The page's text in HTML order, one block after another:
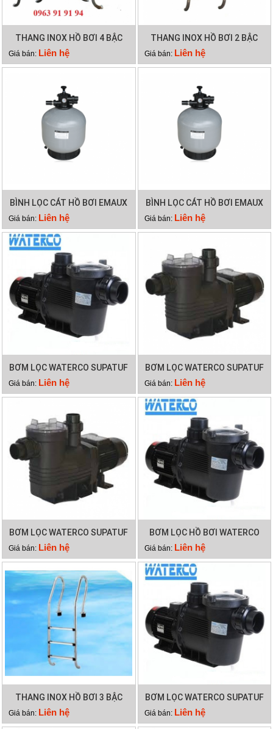
THANG INOX HỒ BƠI 4 BẬC
Giá bán: Liên hệ
THANG INOX HỒ BƠI 2 BẬC
Giá bán: Liên hệ
BÌNH LỌC CÁT HỒ BƠI EMAUX
V800
Giá bán: Liên hệ
BÌNH LỌC CÁT HỒ BƠI EMAUX
V700
Giá bán: Liên hệ
BƠM LỌC WATERCO SUPATUF
250
Giá bán: Liên hệ
BƠM LỌC WATERCO SUPATUF
200
Giá bán: Liên hệ
BƠM LỌC WATERCO SUPATUF
150
Giá bán: Liên hệ
BƠM LỌC HỒ BƠI WATERCO
SUPATUF
Giá bán: Liên hệ
THANG INOX HỒ BƠI 3 BẬC
Giá bán: Liên hệ
BƠM LỌC WATERCO SUPATUF
100
Giá bán: Liên hệ